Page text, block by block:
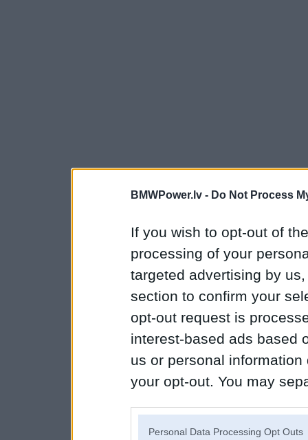
BMWPower.lv - Do Not Process
If you wish to opt-out of
processing of your
targeted advertising by
section to confirm your
opt-out request is
interest-based ads based
us or personal
your opt-out. You may
Personal Data Processing Opt Outs